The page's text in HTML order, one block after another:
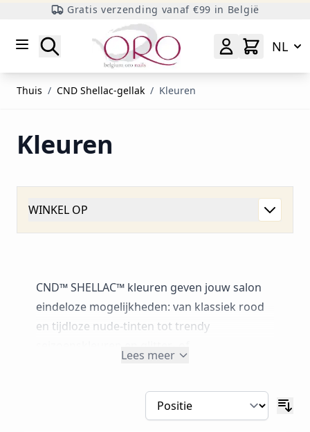
Gratis verzending vanaf €99 in België
Zoeken
NL
Thuis / CND Shellac-gellak / Kleuren
Kleuren
WINKEL OP
CND™ SHELLAC™ kleuren geven jouw salon
eindeloze mogelijkheden: van klassiek rood
en tijdloze nude‑tinten tot trendy
gebruik in de salon, met aandacht voor
draagcomfort en het respecteren van de
Lees meer